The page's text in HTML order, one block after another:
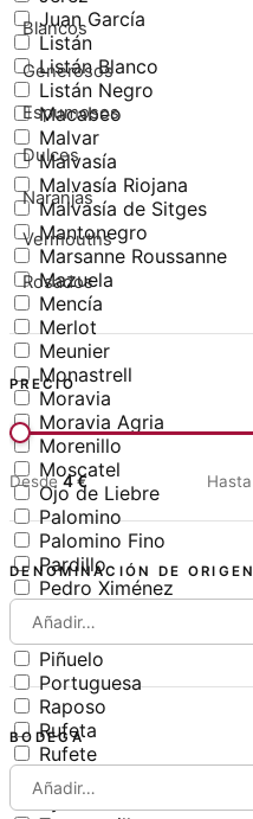
Juan García
Listán
Listán Blanco
Listán Negro
Macabeo
Malvar
Malvasía
Malvasía Riojana
Malvasía de Sitges
Mantonegro
Marsanne Roussanne
Mazuela
Mencía
Merlot
Meunier
Monastrell
Moravia
Moravia Agria
Morenillo
Moscatel
Ojo de Liebre
Palomino
Palomino Fino
Pardillo
Pedro Ximénez
Perruno
Pinot Noir
Piñuelo
Portuguesa
Raposo
Rufeta
Rufete
Sumoll
Syrah
Blancos
Generosos
Espumosos
Dulces
Naranjas
Vermouths
Rosados
PRECIO
Desde4€ Hasta
DENOMINACIÓN DE ORIGEN
Añadir…
BODEGA
Añadir…